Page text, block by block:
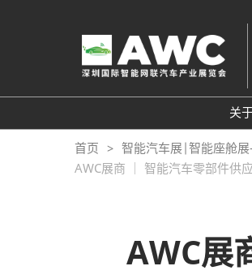
跳
转
容
关
首页 智能汽车展|智能座舱
AWC展商 ｜ 智能汽车零部件
AWC展